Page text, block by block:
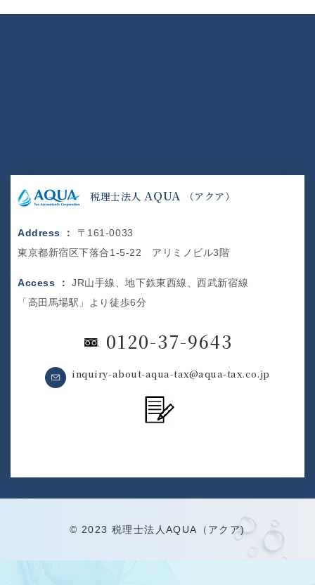
税理士法人 AQUA （アクア）
Address ： 〒161-0033
東京都新宿区下落合1-5-22 アリミノビル3階
Access ：JR山手線、地下鉄東西線、西武新宿線
「高田馬場駅」より徒歩6分
0120-37-9643
inquiry-about-aqua-tax@aqua-tax.co.jp
© 2023 税理士法人AQUA（アクア)